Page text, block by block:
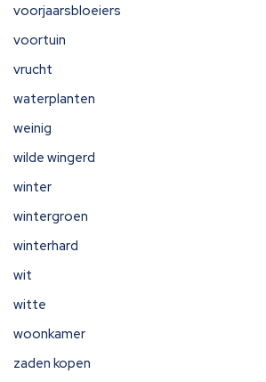
voorjaarsbloeiers
voortuin
vrucht
waterplanten
weinig
wilde wingerd
winter
wintergroen
winterhard
wit
witte
woonkamer
zaden kopen